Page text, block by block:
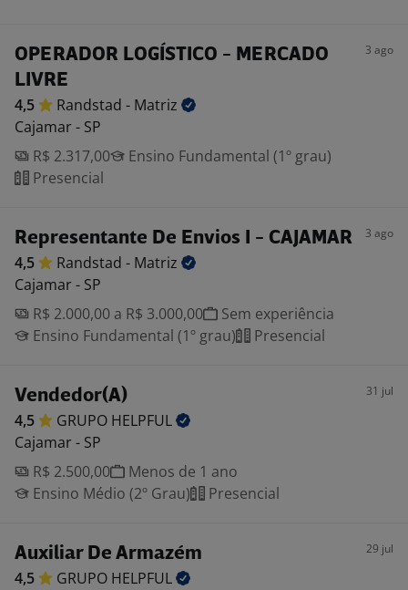
OPERADOR LOGÍSTICO - MERCADO
LIVRE
3 ago
4,5 Randstad - Matriz
Cajamar - SP
R$ 2.317,00
Ensino Fundamental (1º grau)
Presencial
Representante De Envios I - CAJAMAR 3 ago
4,5 Randstad - Matriz
Cajamar - SP
R$ 2.000,00 a R$ 3.000,00
Sem experiência
Ensino Fundamental (1º grau)
Presencial
Vendedor(A) 31 jul
4,5 GRUPO HELPFUL
Cajamar - SP
R$ 2.500,00
Menos de 1 ano
Ensino Médio (2º Grau)
Presencial
Auxiliar De Armazém 29 jul
4,5 GRUPO HELPFUL